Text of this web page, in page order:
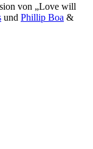
von „Love will
und Phillip Boa &